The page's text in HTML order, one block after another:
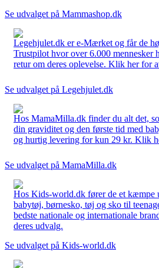
Se udvalget på Mammashop.dk
Legehjulet.dk er e-Mærket og får de
Trustpilot hvor over 6.000 mennesker
retur om deres oplevelse. Klik her for
Se udvalget på Legehjulet.dk
Hos MamaMilla.dk finder du alt det,
din graviditet og den første tid med
og hurtig levering for kun 29 kr. Klik
Se udvalget på MamaMilla.dk
Hos Kids-world.dk fører de et kæmpe
babytøj, børnesko, tøj og sko til
bedste nationale og internationale
deres udvalg.
Se udvalget på Kids-world.dk